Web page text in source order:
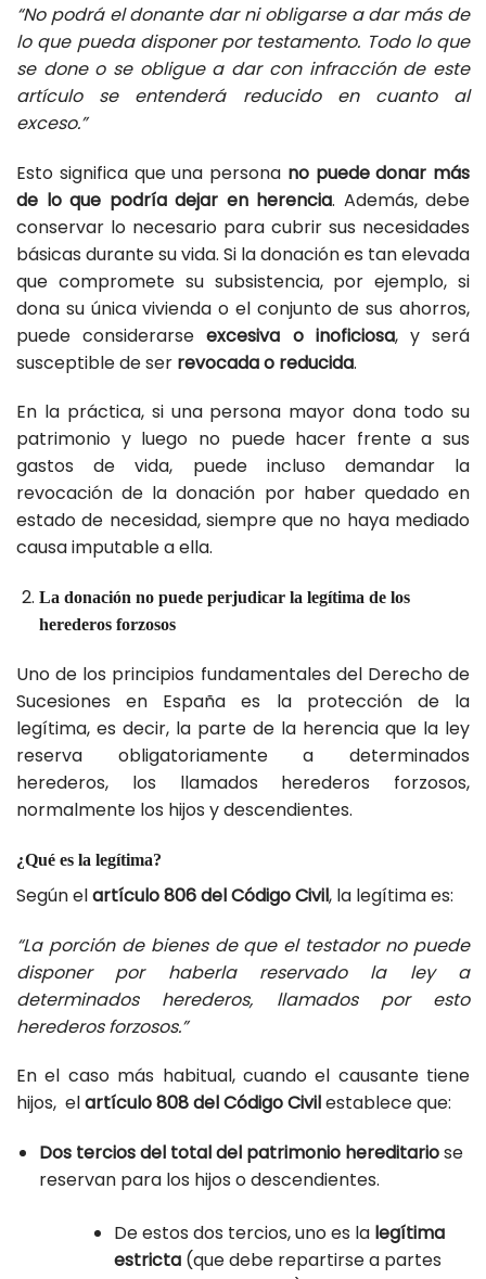
“No podrá el donante dar ni obligarse a dar más de
lo que pueda disponer por testamento. Todo lo que
se done o se obligue a dar con infracción de este
artículo se entenderá reducido en cuanto al
exceso.”
Esto significa que una persona no puede donar más
de lo que podría dejar en herencia. Además, debe
conservar lo necesario para cubrir sus necesidades
básicas durante su vida. Si la donación es tan elevada
que compromete su subsistencia, por ejemplo, si
dona su única vivienda o el conjunto de sus ahorros,
puede considerarseexcesiva o inoficiosa, y será
susceptible de ser revocada o reducida.
En la práctica, si una persona mayor dona todo su
patrimonio y luego no puede hacer frente a sus
gastos de vida, puede incluso demandar la
revocación de la donación por haber quedado en
estado de necesidad, siempre que no haya mediado
causa imputable a ella.
La donación no puede perjudicar la legítima de los
herederos forzosos
Uno de los principios fundamentales del Derecho de
Sucesiones en España es la protección de la
legítima, es decir, la parte de la herencia que la ley
reserva obligatoriamente a determinados
herederos, los llamados herederos forzosos,
normalmente los hijos y descendientes.
¿Qué es la legítima?
Según elartículo 806 del Código Civil, la legítima es:
“La porción de bienes de que el testador no puede
disponer por haberla reservado la ley a
determinados herederos, llamados por esto
herederos forzosos.”
En el caso más habitual, cuando el causante tiene
hijos, elartículo 808 del Código Civilestablece que:
Dos tercios del total del patrimonio hereditariose
reservan para los hijos o descendientes.
De estos dos tercios, uno es la legítima
estricta(que debe repartirse a partes